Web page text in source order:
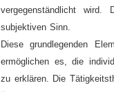
vergegenständlicht wird.
subjektiven Sinn.
Diese grundlegenden
ermöglichen es, die
zu erklären. Die